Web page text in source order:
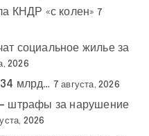
КНДР «с колен» 7
социальное жилье за
2026
млрд… 7 августа, 2026
штрафы за нарушение
2026